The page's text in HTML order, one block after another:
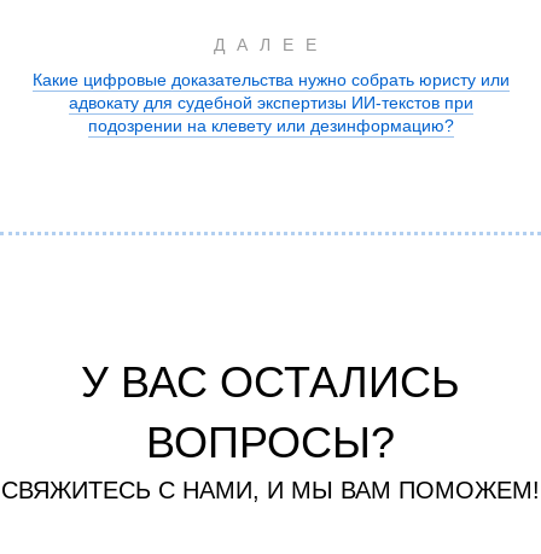
ДАЛЕЕ
Какие цифровые доказательства нужно собрать юристу или
адвокату для судебной экспертизы ИИ-текстов при
подозрении на клевету или дезинформацию?
У ВАС ОСТАЛИСЬ
ВОПРОСЫ?
СВЯЖИТЕСЬ С НАМИ, И МЫ ВАМ ПОМОЖЕМ!